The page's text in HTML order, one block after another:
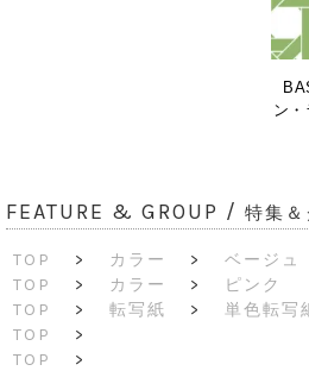
ン
FEATURE & GROUP / 特集
TOP > カラー >
ベージュ
TOP
> カラー >
ピンク
TOP
> 転写紙 >
単色転写
TOP
>
TOP
>